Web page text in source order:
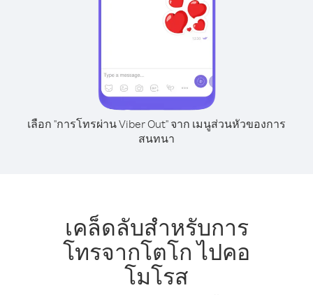
เลือก "การโทรผ่าน Viber Out" จาก เมนูส่วนหัวของการ
สนทนา
เคล็ดลับสำหรับการ
โทรจากโตโก ไปคอ
โมโรส